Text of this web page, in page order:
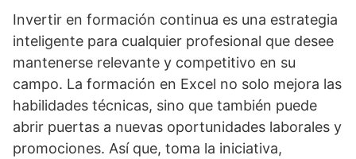
Invertir en formación continua es una estrategia
inteligente para cualquier profesional que desee
mantenerse relevante y competitivo en su
campo. La formación en Excel no solo mejora las
habilidades técnicas, sino que también puede
abrir puertas a nuevas oportunidades laborales y
promociones. Así que, toma la iniciativa,